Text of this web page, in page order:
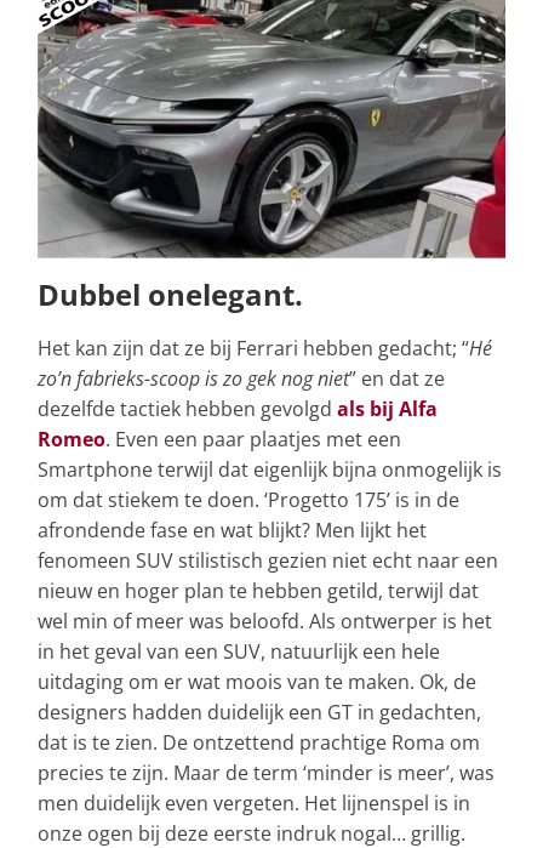
Dubbel onelegant.
Het kan zijn dat ze bij Ferrari hebben gedacht; “Hé
zo’n fabrieks-scoop is zo gek nog niet” en dat ze
dezelfde tactiek hebben gevolgd als bij Alfa
Romeo. Even een paar plaatjes met een
Smartphone terwijl dat eigenlijk bijna onmogelijk is
om dat stiekem te doen. ‘Progetto 175’ is in de
afrondende fase en wat blijkt? Men lijkt het
fenomeen SUV stilistisch gezien niet echt naar een
nieuw en hoger plan te hebben getild, terwijl dat
wel min of meer was beloofd. Als ontwerper is het
in het geval van een SUV, natuurlijk een hele
uitdaging om er wat moois van te maken. Ok, de
designers hadden duidelijk een GT in gedachten,
dat is te zien. De ontzettend prachtige Roma om
precies te zijn. Maar de term ‘minder is meer’, was
men duidelijk even vergeten. Het lijnenspel is in
onze ogen bij deze eerste indruk nogal… grillig.